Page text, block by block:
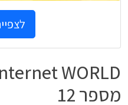
מספר 12